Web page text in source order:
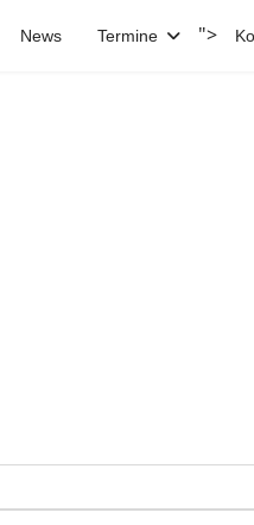
News Termine ">